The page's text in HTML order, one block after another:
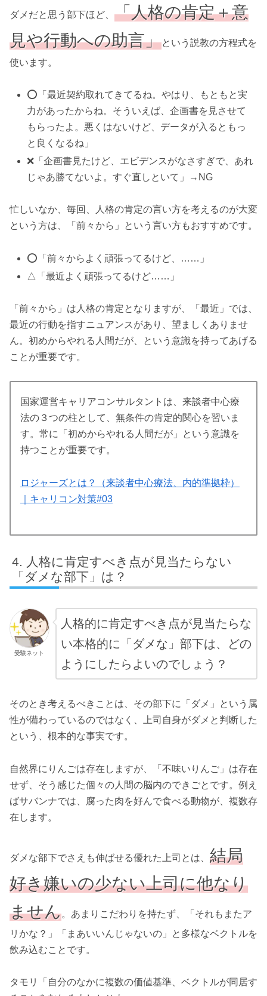
ダメだと思う部下ほど、 「人格の肯定＋意
見や行動への助言」という説教の方程式を
使います。
⭕️「最近契約取れてきてるね。やはり、もともと実
力があったからね。そういえば、企画書を見させて
もらったよ。悪くはないけど、データが入るともっ
と良くなるね」
❌「企画書見たけど、エビデンスがなさすぎで、あれ
じゃあ勝てないよ。すぐ直しといて」→NG
忙しいなか、毎回、人格の肯定の言い方を考えるのが大変
という方は、「前々から」という言い方もおすすめです。
⭕️「前々からよく頑張ってるけど、……」
△「最近よく頑張ってるけど……」
「前々から」は人格の肯定となりますが、「最近」では、
最近の行動を指すニュアンスがあり、望ましくありませ
ん。初めからやれる人間だが、という意識を持ってあげる
ことが重要です。
国家運営キャリアコンサルタントは、来談者中心療
法の３つの柱として、無条件の肯定的関心を習いま
す。常に「初めからやれる人間だが」という意識を
持つことが重要です。
ロジャーズとは？（来談者中心療法、内的準拠枠）
｜キャリコン対策#03
人格に肯定すべき点が見当たらない
「ダメな部下」は？
受験ネット
人格的に肯定すべき点が見当たらな
い本格的に「ダメな」部下は、どの
ようにしたらよいのでしょう？
そのとき考えるべきことは、その部下に「ダメ」という属
性が備わっているのではなく、上司自身がダメと判断した
という、根本的な事実です。
自然界にりんごは存在しますが、「不味いりんご」は存在
せず、そう感じた個々の人間の脳内のできごとです。例え
ばサバンナでは、腐った肉を好んで食べる動物が、複数存
在します。
ダメな部下でさえも伸ばせる優れた上司とは、 結局
好き嫌いの少ない上司に他なり
ません。あまりこだわりを持たず、「それもまたア
リかな？」「まあいいんじゃないの」と多様なベクトルを
飲み込むことです。
タモリ「自分のなかに複数の価値基準、ベクトルが同居す